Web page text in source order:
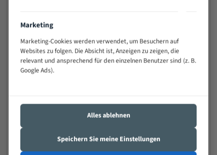
Technische Beschreibung:
Positiver Spanwinkel
Bandkörper aus hochlegiertem Federstahl
Nichteisenmetalle
Marketing
Marketing-Cookies werden verwendet, um Besuchern auf
Websites zu folgen. Die Absicht ist, Anzeigen zu zeigen, die
relevant und ansprechend für den einzelnen Benutzer sind (z. B.
Google Ads).
Alles ablehnen
Speichern Sie meine Einstellungen